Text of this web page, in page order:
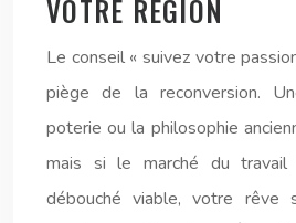
VOTRE RÉGION
Le conseil « suivez votre
piège de la reconversion.
poterie ou la philosophie
mais si le marché du travail
débouché viable, votre rêve